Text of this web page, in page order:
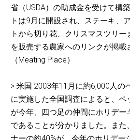
省（USDA）の助成金を受けて構
トは9月に開設され、ステーキ、
トから切り花、クリスマスツリ
を販売する農家へのリンクが掲載
（Meating Place）
> 米国 2003年11月に約6,000人の
に実施した全国調査によると、ペ
が今年、四つ足の仲間にホリデー
であることが分かりました。また